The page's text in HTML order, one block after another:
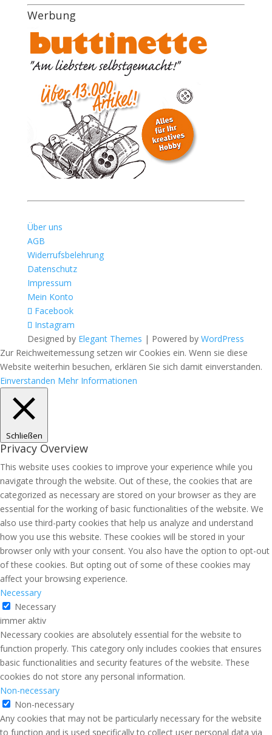
Werbung
Über uns
AGB
Widerrufsbelehrung
Datenschutz
Impressum
Mein Konto
Facebook
Instagram
Designed by Elegant Themes | Powered by WordPress
Zur Reichweitemessung setzen wir Cookies ein. Wenn sie diese
Website weiterhin besuchen, erklären Sie sich damit einverstanden.
Einverstanden Mehr Informationen
Schließen
Privacy Overview
This website uses cookies to improve your experience while you
navigate through the website. Out of these, the cookies that are
categorized as necessary are stored on your browser as they are
essential for the working of basic functionalities of the website. We
also use third-party cookies that help us analyze and understand
how you use this website. These cookies will be stored in your
browser only with your consent. You also have the option to opt-out
of these cookies. But opting out of some of these cookies may
affect your browsing experience.
Necessary
Necessary
immer aktiv
Necessary cookies are absolutely essential for the website to
function properly. This category only includes cookies that ensures
basic functionalities and security features of the website. These
cookies do not store any personal information.
Non-necessary
Non-necessary
Any cookies that may not be particularly necessary for the website
to function and is used specifically to collect user personal data via